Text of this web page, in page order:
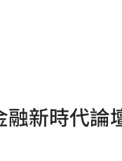
融新時代論